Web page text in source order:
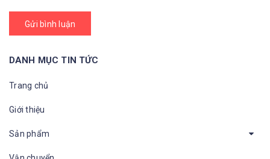
Gửi bình luận
DANH MỤC TIN TỨC
Trang chủ
Giới thiệu
Sản phẩm